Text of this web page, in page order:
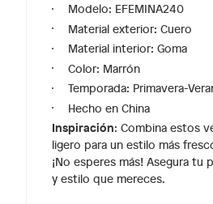
Modelo: EFEMINA240
Material exterior: Cuero
Material interior: Goma
Color: Marrón
Temporada: Primavera-
Hecho en China
Inspiración: Combina estos
ligero para un estilo más
¡No esperes más! Asegura
y estilo que mereces.